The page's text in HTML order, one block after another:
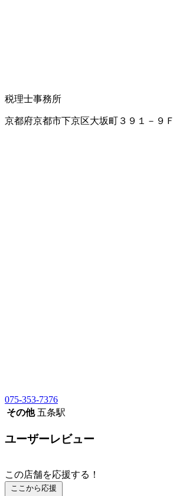
税理士事務所
京都府京都市下京区大坂町３９１－９Ｆ
075-353-7376
その他 五条駅
ユーザーレビュー
この店舗を応援する！
ここから応援